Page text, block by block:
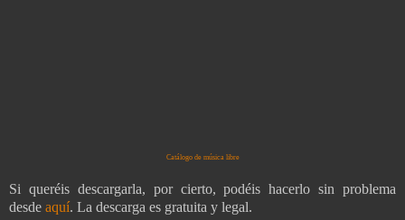
Catálogo de música libre
Si queréis descargarla, por cierto, podéis hacerlo sin problema
desde aquí. La descarga es gratuita y legal.